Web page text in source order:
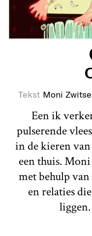
Tekst Moni
Een ik
pulserende
in de kieren
een thuis.
met behulp
en relaties
liggen.